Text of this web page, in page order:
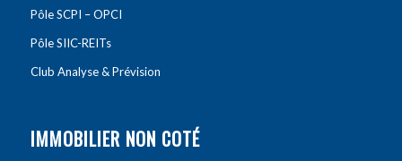
Pôle SCPI – OPCI
Pôle SIIC-REITs
Club Analyse & Prévision
IMMOBILIER NON COTÉ